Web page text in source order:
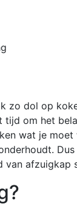
zo dol op
om het
wat je moet
van afzuigkap